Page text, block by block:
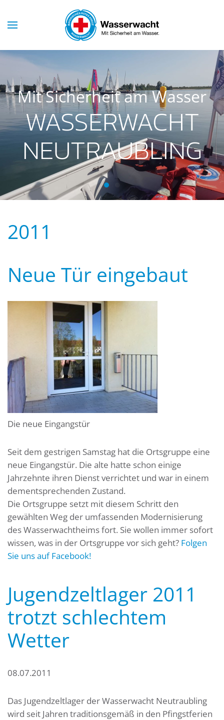
Mit Sicherheit am Wasser
WASSERWACHT
NEUTRAUBLING
Wasserwacht Neutraubling
Wasserwacht
2011
Neue Tür eingebaut
Die neue Eingangstür
Seit dem gestrigen Samstag hat die Ortsgruppe eine
neue Eingangstür. Die alte hatte schon einige
Jahrzehnte ihren Dienst verrichtet und war in einem
dementsprechenden Zustand.
Die Ortsgruppe setzt mit diesem Schritt den
gewählten Weg der umfassenden Modernisierung
des Wasserwachtheims fort. Sie wollen immer sofort
wissen, was in der Ortsgruppe vor sich geht? Folgen
Sie uns auf Facebook!
Jugendzeltlager 2011
trotzt schlechtem
Wetter
08.07.2011
Das Jugendzeltlager der Wasserwacht Neutraubling
wird seit Jahren traditionsgemäß in den Pfingstferien